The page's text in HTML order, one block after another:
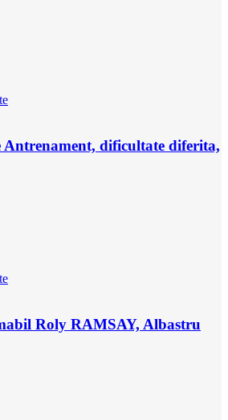
Antrenament, dificultate diferita,
Roly RAMSAY, Albastru